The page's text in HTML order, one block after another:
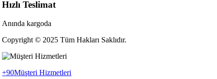
Hızlı Teslimat
Anında kargoda
Copyright © 2025 Tüm Hakları Saklıdır.
+90Müşteri Hizmetleri